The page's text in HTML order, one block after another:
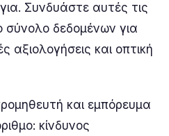
Συνδυάστε αυτές τις
σύνολο δεδομένων για
αξιολογήσεις και οπτική
και εμπόρευμα
κίνδυνος